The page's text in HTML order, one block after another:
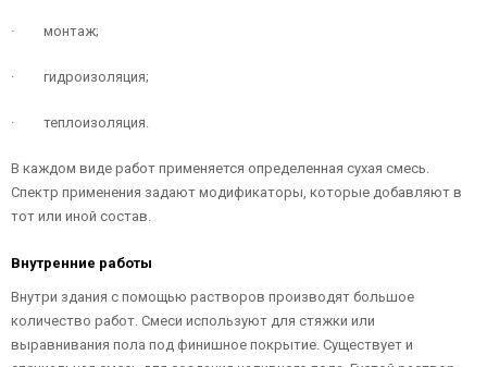
· монтаж;
· гидроизоляция;
· теплоизоляция.
В каждом виде работ применяется определенная сухая смесь.
Спектр применения задают модификаторы, которые добавляют в
тот или иной состав.
Внутренние работы
Внутри здания с помощью растворов производят большое
количество работ. Смеси используют для стяжки или
выравнивания пола под финишное покрытие. Существует и